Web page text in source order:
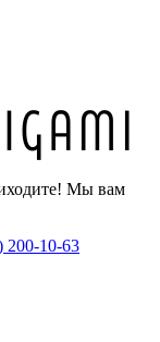
Мы вам
200-10-63